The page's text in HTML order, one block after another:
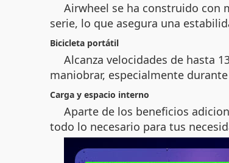
Airwheel se ha construido con
serie, lo que asegura una
Bicicleta portátil
Alcanza velocidades de hasta
maniobrar, especialmente
Carga y espacio interno
Aparte de los beneficios
todo lo necesario para tus